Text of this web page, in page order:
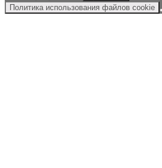
Политика использования файлов cookie